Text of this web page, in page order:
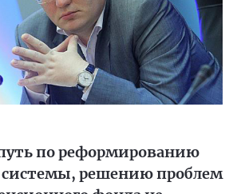
по реформированию
решению проблем